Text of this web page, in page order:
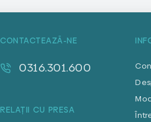
CONTACTEAZĂ-NE
0316.301.600
RELAȚII CU PRESA